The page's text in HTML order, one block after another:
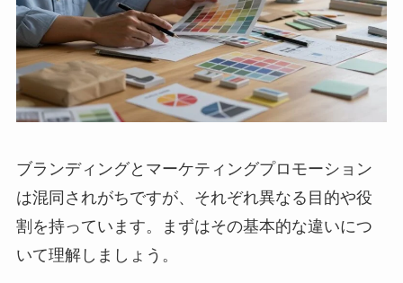
ブランディングとマーケティングプロモーション
は混同されがちですが、それぞれ異なる目的や役
割を持っています。まずはその基本的な違いにつ
いて理解しましょう。